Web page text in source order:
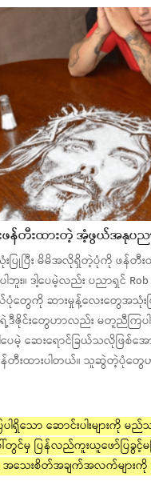
ဖန်တီးထားတဲ့ အံ့ဖွယ်အနုပည
ပြုပြီး မိမိအလိုရှိတဲ့ပုံကို ဖန်တီ
။ ဒါ့ပေမဲ့လည်း ပညာရှင်
ေကို ဆားမှုန့်လေးတွေအသုံးပြု
ရဲ့ဒီဇိုင်းတွေဟာလည်း မတူညီကြပ
ပေမဲ့ ဆေးရောင်ခြယ်သလိုဖြစ်အ
တီးထားပါတယ်။ သူဆွဲတဲ့ပုံတွ
ါရှိသော ဆောင်းပါးများကို မ
ေါ်တွင်မှ ပြန်လည်ကူးယူဖော်ပြခွင့်မ
အသေးစိတ်အချက်အလက်များကို